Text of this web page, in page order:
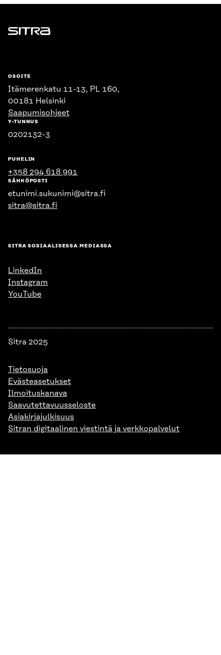
Sitra
OSOITE
Itämerenkatu 11-13, PL 160,
00181 Helsinki
Saapumisohjeet
Y-TUNNUS
0202132-3
PUHELIN
+358 294 618 991
SÄHKÖPOSTI
etunimi.sukunimi@sitra.fi
sitra@sitra.fi
SITRA SOSIAALISESSA MEDIASSA
LinkedIn
Instagram
YouTube
Sitra 2025
Tietosuoja
Evästeasetukset
Ilmoituskanava
Saavutettavuusseloste
Asiakirjajulkisuus
Sitran digitaalinen viestintä ja verkkopalvelut